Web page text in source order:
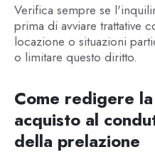
Verifica sempre se
prima di avviare trattative
locazione o situazioni
o limitare questo diritto.
Come redigere
acquisto al
della prelazione